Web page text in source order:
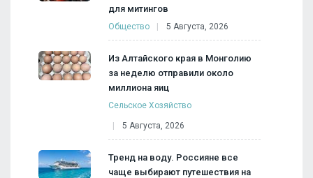
для митингов
Общество 5 Августа, 2026
Из Алтайского края в Монголию
за неделю отправили около
миллиона яиц
Сельское Хозяйство
5 Августа, 2026
Тренд на воду. Россияне все
чаще выбирают путешествия на